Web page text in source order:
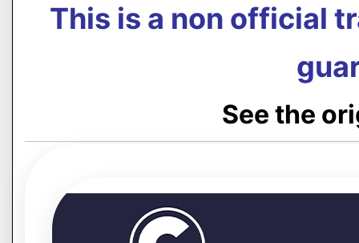
This is a non official
See the